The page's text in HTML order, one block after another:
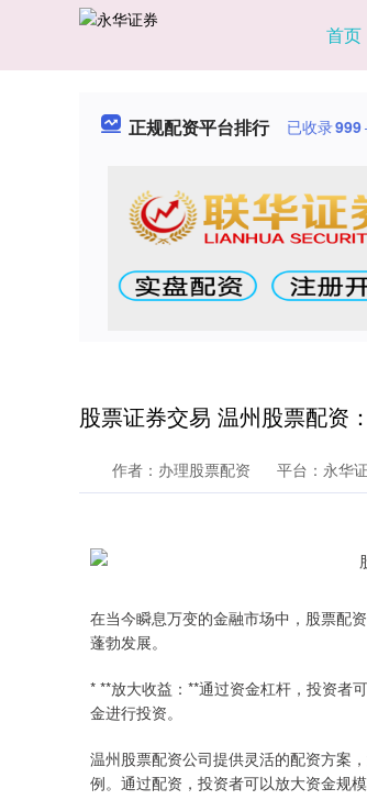
首页
正规配资平台排行 已收录999
股票证券交易 温州股票配资
作者：办理股票配资 平台：永华
在当今瞬息万变的金融市场中，股票配
蓬勃发展。
* **放大收益：**通过资金杠杆，投资者
金进行投资。
温州股票配资公司提供灵活的配资方案
例。通过配资，投资者可以放大资金规